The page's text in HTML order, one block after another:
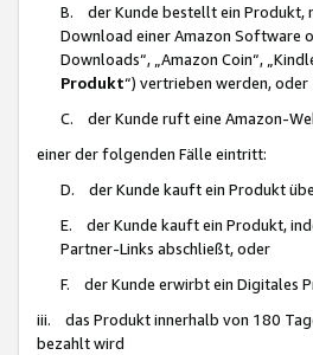
B. der Kunde bestellt ein Produkt,
Download einer Amazon Software
Downloads“, „Amazon Coin“,
Produkt“) vertrieben werden, oder
C. der Kunde ruft eine Amazon-
einer der folgenden Fälle eintritt:
D. der Kunde kauft ein Produkt
E. der Kunde kauft ein Produkt,
Partner-Links abschließt, oder
F. der Kunde erwirbt ein Digitales
iii. das Produkt innerhalb von 180
bezahlt wird